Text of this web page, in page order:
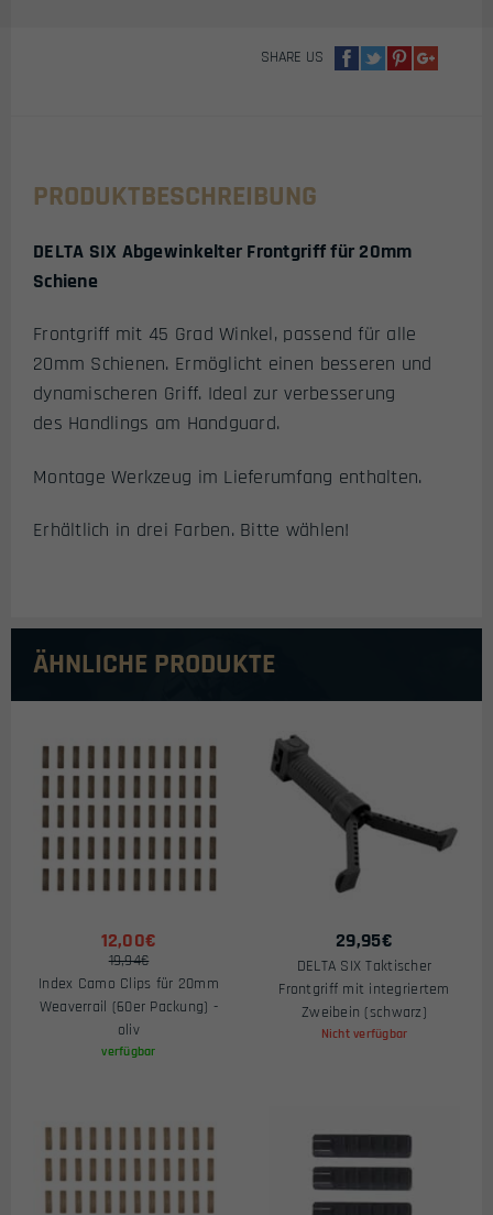
SHARE US
PRODUKTBESCHREIBUNG
DELTA SIX Abgewinkelter Frontgriff für 20mm
Schiene
Frontgriff mit 45 Grad Winkel, passend für alle
20mm Schienen. Ermöglicht einen besseren und
dynamischeren Griff. Ideal zur verbesserung
des Handlings am Handguard.
Montage Werkzeug im Lieferumfang enthalten.
Erhältlich in drei Farben. Bitte wählen!
ÄHNLICHE PRODUKTE
12,00€
19,94€
Index Camo Clips für 20mm
Weaverrail (60er Packung) -
oliv
verfügbar
29,95€
DELTA SIX Taktischer
Frontgriff mit integriertem
Zweibein (schwarz)
Nicht verfügbar